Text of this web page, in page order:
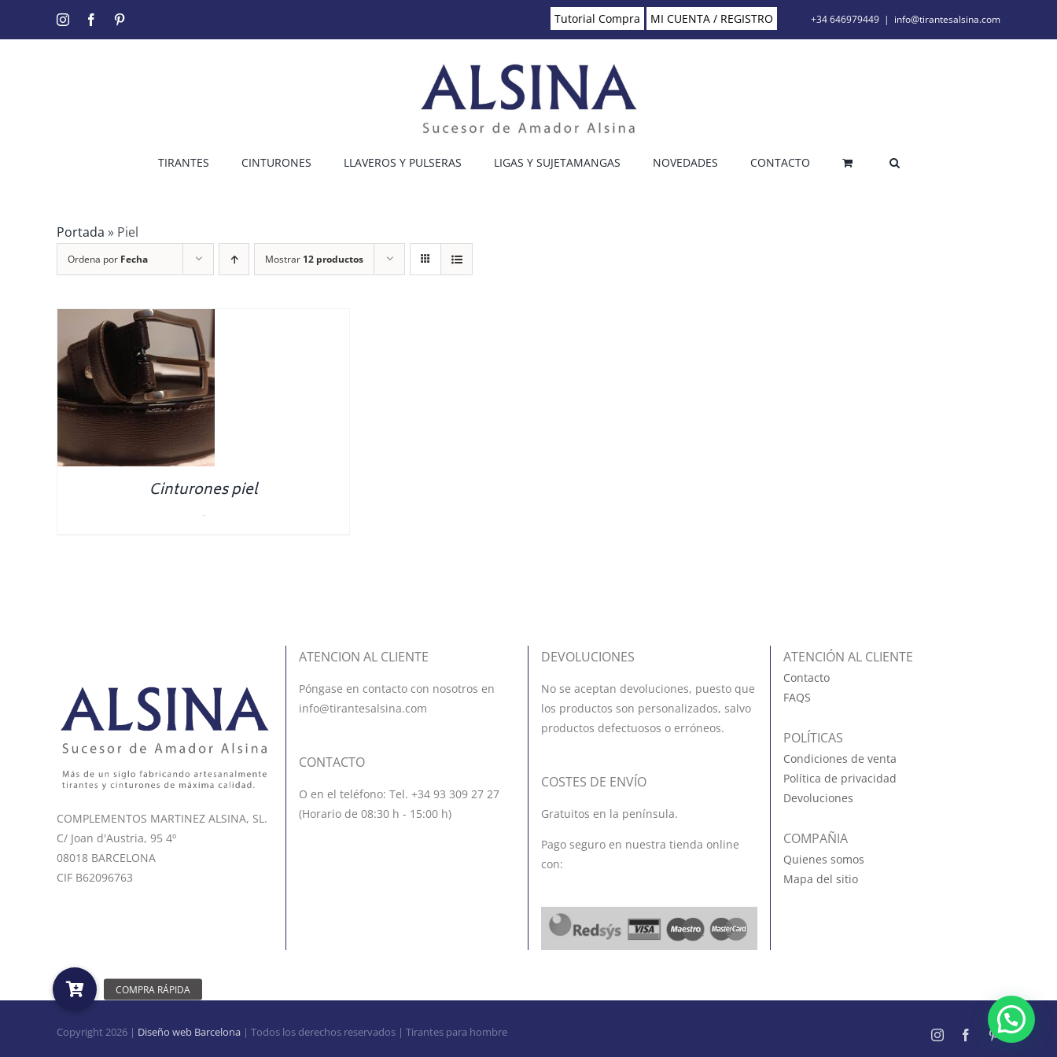
InstagramFacebook Tutorial Compra MI CUENTA / REGISTRO +34 646979449 | info@tirantesalsina.com
TIRANTES CINTURONES LLAVEROS Y PULSERAS LIGAS Y SUJETAMANGAS NOVEDADES CONTACTO
Portada » Piel
Ordena por Fecha Mostrar 12 productos
Cinturones piel
COMPLEMENTOS MARTINEZ ALSINA, SL.
C/ Joan d'Austria, 95 4º
08018 BARCELONA
CIF B62096763
ATENCION AL CLIENTE
Póngase en contacto con nosotros en
info@tirantesalsina.com
CONTACTO
O en el teléfono: Tel. +34 93 309 27 27
(Horario de 08:30 h - 15:00 h)
DEVOLUCIONES
No se aceptan devoluciones, puesto que
los productos son personalizados, salvo
productos defectuosos o erróneos.
COSTES DE ENVÍO
Gratuitos en la península.
Pago seguro en nuestra tienda online
con:
ATENCIÓN AL CLIENTE
Contacto
FAQS
POLÍTICAS
Condiciones de venta
Política de privacidad
Devoluciones
COMPAÑIA
Quienes somos
Mapa del sitio
Copyright 2026 | Diseño web Barcelona | Todos los derechos reservados | Tirantes para hombre InstagramFacebook
Pinterest